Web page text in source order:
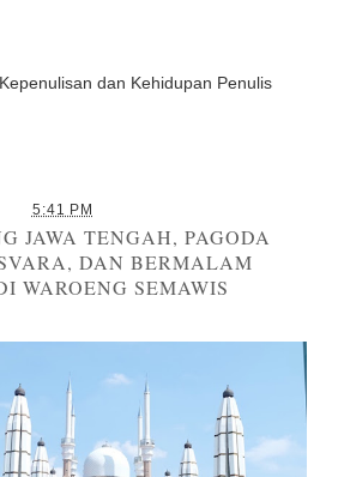
dan Kehidupan Penulis
5:41 PM
JAWA TENGAH, PAGODA
DAN BERMALAM
WAROENG SEMAWIS